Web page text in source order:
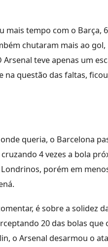
mais tempo com o Barça,
chutaram mais ao
Arsenal teve apenas um
na questão das faltas,
queria, o Barcelona
4 vezes a bola
porém em
é sobre a solidez
20 das bolas que
o Arsenal desarmou o